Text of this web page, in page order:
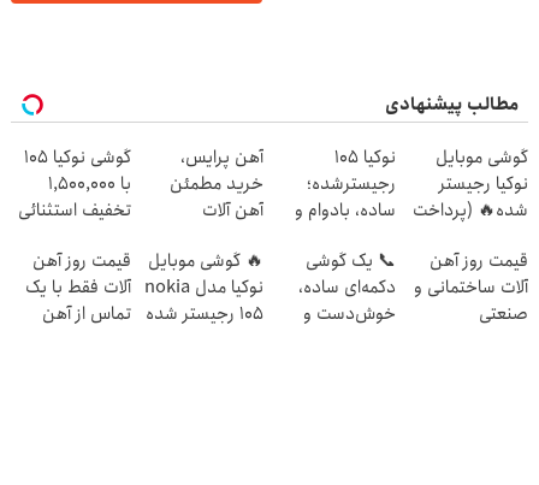
مطالب پیشنهادی
گوشی موبایل
نوکیا رجیستر
شده🔥 (پرداخت
تخفیف ویژه)
نوکیا 105
رجیسترشده؛
ساده، بادوام و
آهن پرایس،
خرید مطمئن
آهن آلات
گوشی نوکیا 105
با 1,500,000
تخفیف استثنائی
🔥
قیمت روز آهن
آلات ساختمانی و
صنعتی
📞 یک گوشی
دکمه‌ای ساده،
خوش‌دست و
🔥 گوشی موبایل
نوکیا مدل nokia
105 رجیستر شده
قیمت روز آهن
آلات فقط با یک
تماس از آهن